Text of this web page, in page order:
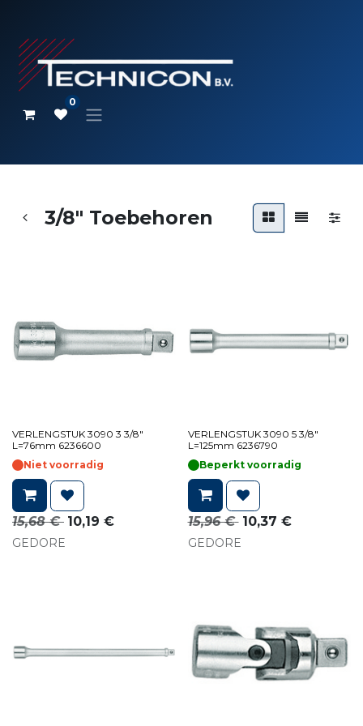
0
3/8" Toebehoren
VERLENGSTUK 3090 3 3/8"
L=76mm 6236600
Niet voorradig
15,68€ 10,19 €
GEDORE
VERLENGSTUK 3090 5 3/8"
L=125mm 6236790
Beperkt voorradig
15,96€ 10,37 €
GEDORE